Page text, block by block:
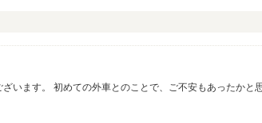
います。 初めての外車とのことで、ご不安もあったかと